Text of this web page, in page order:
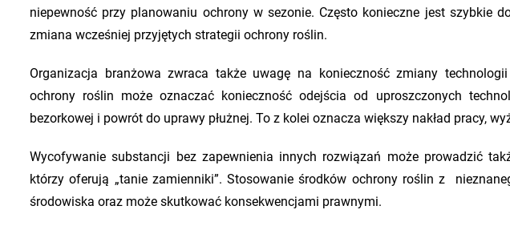
niepewność przy planowaniu ochrony w sezonie. Często konieczne jest szybkie
zmiana wcześniej przyjętych strategii ochrony roślin.
Organizacja branżowa zwraca także uwagę na konieczność zmiany
ochrony roślin może oznaczać konieczność odejścia od uproszczonych
bezorkowej i powrót do uprawy płużnej. To z kolei oznacza większy nakład pracy,
Wycofywanie substancji bez zapewnienia innych rozwiązań może prowadzić
którzy oferują „tanie zamienniki”. Stosowanie środków ochrony roślin z
środowiska oraz może skutkować konsekwencjami prawnymi.